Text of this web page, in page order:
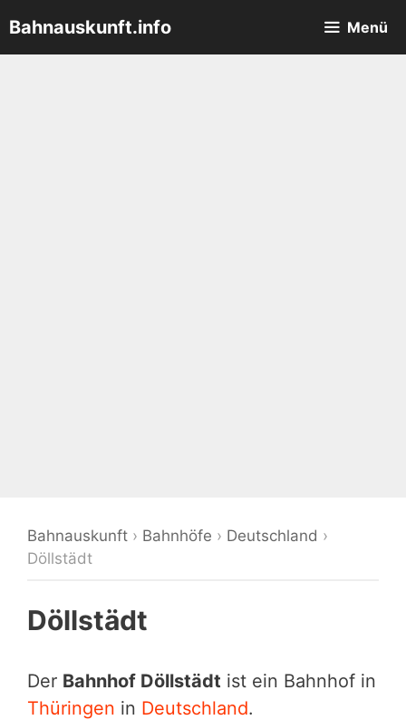
Inhalt
springen
Bahnauskunft.info Menü
Bahnauskunft › Bahnhöfe › Deutschland ›
Döllstädt
Döllstädt
Der Bahnhof Döllstädt ist ein Bahnhof in
Thüringen in Deutschland.